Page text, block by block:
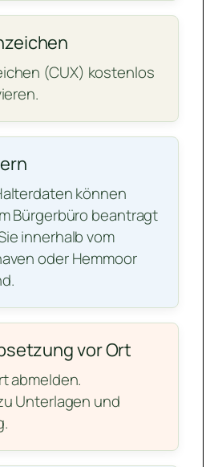
(CUX) kostenlos
können
Bürgerbüro beantragt
innerhalb vom
oder Hemmoor
vor Ort
abmelden.
Unterlagen und